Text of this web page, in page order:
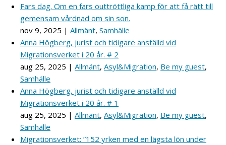
Fars dag. Om en fars outtröttliga kamp för att få rätt till
gemensam vårdnad om sin son.
nov 9, 2025 | Allmänt, Samhälle
Anna Högberg, jurist och tidigare anställd vid
Migrationsverket i 20 år. # 2
aug 25, 2025 | Allmänt, Asyl&Migration, Be my guest,
Samhälle
Anna Högberg, jurist och tidigare anställd vid
Migrationsverket i 20 år. # 1
aug 25, 2025 | Allmänt, Asyl&Migration, Be my guest,
Samhälle
Migrationsverket: ”152 yrken med en lägsta lön under